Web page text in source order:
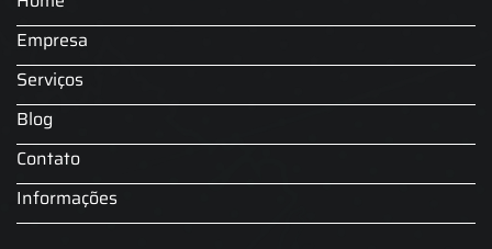
Locação Chopeira Expo
Empresa
Serviços
Blog
Contato
Informações